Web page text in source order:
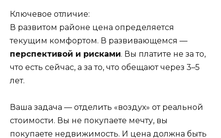
Ключевое отличие:
В развитом районе цена определяется
текущим комфортом. В развивающемся —
перспективой и рисками. Вы платите не за то,
что есть сейчас, а за то, что обещают через 3–5
лет.
Ваша задача — отделить «воздух» от реальной
стоимости. Вы не покупаете мечту, вы
покупаете недвижимость. И цена должна быть